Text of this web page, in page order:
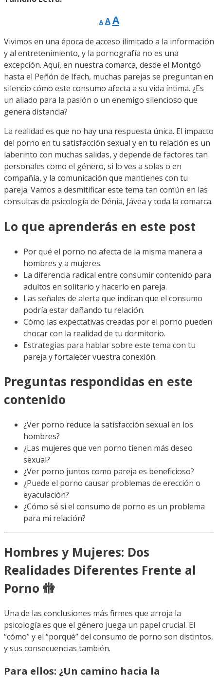
A
Reducir
tamaño
fuente.
A Restablecer
de
fuente
AAumentar
de
fuente.
Vivimos en una época de acceso ilimitado a la información
y al entretenimiento, y la pornografía no es una
excepción. Aquí, en nuestra comarca, desde el Montgó
hasta el Peñón de Ifach, muchas parejas se preguntan en
silencio cómo este consumo afecta a su vida íntima. ¿Es
un aliado para la pasión o un enemigo silencioso que
genera distancia?
La realidad es que no hay una respuesta única. El impacto
del porno en tu satisfacción sexual y en tu relación es un
laberinto con muchas salidas, y depende de factores tan
personales como el género, si lo ves a solas o en
compañía, y la comunicación que mantienes con tu
pareja. Vamos a desmitificar este tema tan común en las
consultas de psicología de Dénia, Jávea y toda la comarca.
Lo que aprenderás en este post
Por qué el porno no afecta de la misma manera a
hombres y a mujeres.
La diferencia radical entre consumir contenido para
adultos en solitario y hacerlo en pareja.
Las señales de alerta que indican que el consumo
podría estar dañando tu relación.
Cómo las expectativas creadas por el porno pueden
chocar con la realidad de tu dormitorio.
Estrategias para hablar sobre este tema con tu
pareja y fortalecer vuestra conexión.
Preguntas respondidas en este
contenido
¿Ver porno reduce la satisfacción sexual en los
hombres?
¿Las mujeres que ven porno tienen más deseo
sexual?
¿Ver porno juntos como pareja es beneficioso?
¿Puede el porno causar problemas de erección o
eyaculación?
¿Cómo sé si el consumo de porno es un problema
para mi relación?
Hombres y Mujeres: Dos
Realidades Diferentes Frente al
Porno 🚻
Una de las conclusiones más firmes que arroja la
psicología es que el género juega un papel crucial. El
“cómo” y el “porqué” del consumo de porno son distintos,
y sus consecuencias también.
Para ellos: ¿Un camino hacia la